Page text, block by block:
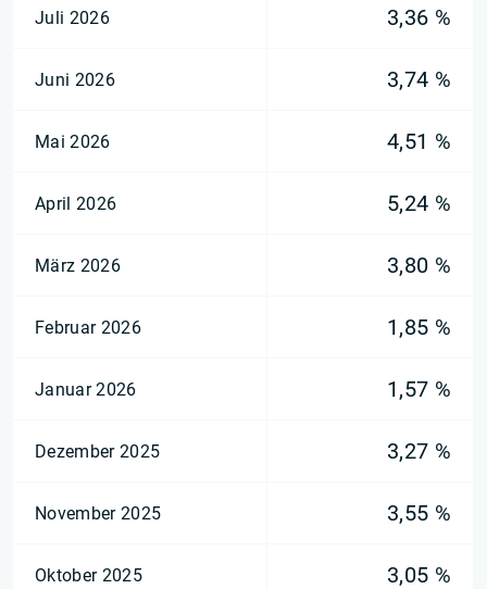
Juli 2026 3,36 %
Juni 2026 3,74 %
Mai 2026 4,51 %
April 2026 5,24 %
März 2026 3,80 %
Februar 2026 1,85 %
Januar 2026 1,57 %
Dezember 2025 3,27 %
November 2025 3,55 %
Oktober 2025 3,05 %